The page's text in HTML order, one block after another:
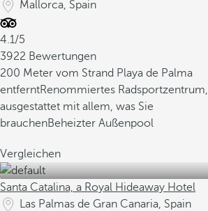
Mallorca, Spain
4.1/5
3922 Bewertungen
200 Meter vom Strand Playa de Palma
entferntRenommiertes Radsportzentrum,
ausgestattet mit allem, was Sie
brauchenBeheizter Außenpool
Vergleichen
Santa Catalina, a Royal Hideaway Hotel
Las Palmas de Gran Canaria, Spain